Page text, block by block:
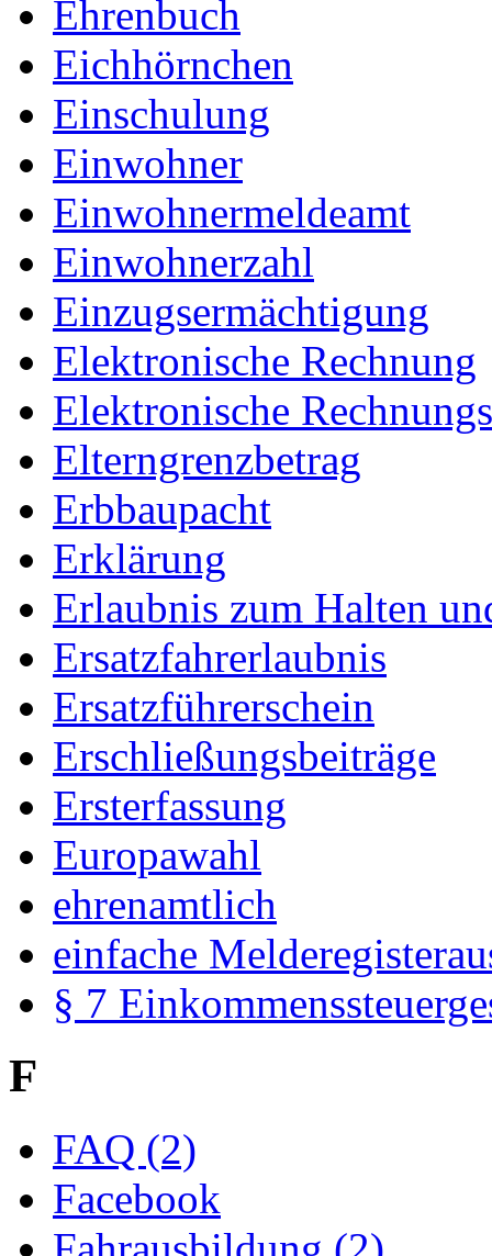
Ehrenbuch
Eichhörnchen
Einschulung
Einwohner
Einwohnermeldeamt
Einwohnerzahl
Einzugsermächtigung
Elektronische Rechnung
Elektronische
Elterngrenzbetrag
Erbbaupacht
Erklärung
Erlaubnis zum Halten
Ersatzfahrerlaubnis
Ersatzführerschein
Erschließungsbeiträge
Ersterfassung
Europawahl
ehrenamtlich
einfache
§ 7
F
FAQ (2)
Facebook